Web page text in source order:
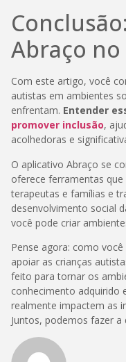
Abraço no
Com este artigo, você
autistas em ambientes
enfrentam. Entender
promover inclusão,
acolhedoras e
O aplicativo Abraço se
oferece ferramentas
terapeutas e famílias e
desenvolvimento social
você pode criar
Pense agora: como
apoiar as crianças
feito para tornar os
conhecimento adquirido
realmente impactem as
Juntos, podemos fazer a